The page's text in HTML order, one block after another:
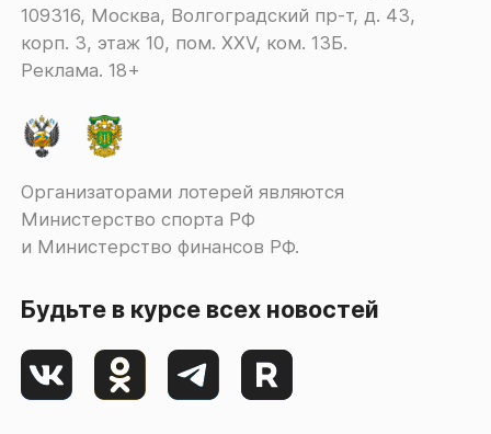
109316, Москва, Волгоградский пр-т, д. 43,
корп. 3, этаж 10, пом. XXV, ком. 13Б.
Реклама. 18+
Организаторами лотерей являются
Министерство спорта РФ
и Министерство финансов РФ.
Будьте в курсе всех новостей